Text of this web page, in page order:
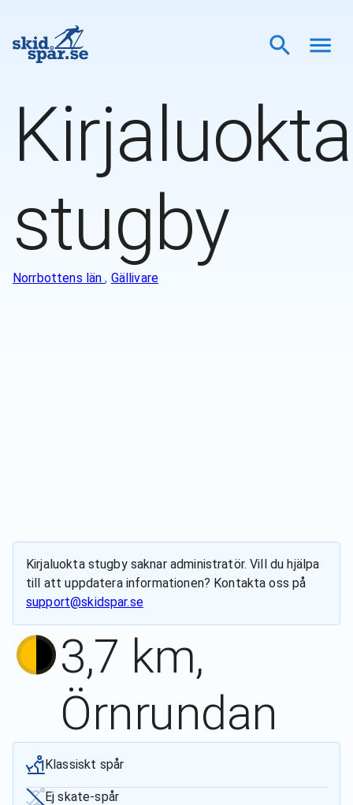
Kirjaluokta
stugby
Norrbottens län, Gällivare
Kirjaluokta stugbysaknar administratör. Vill du hjälpa
till att uppdatera informationen? Kontakta oss på
support@skidspar.se
3,7 km,
Örnrundan
Klassiskt spår
Ej skate-spår